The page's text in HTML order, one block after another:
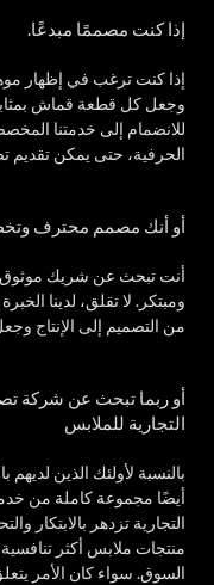
إذا كنت مصممًا مبدعًا.
إذا كنت ترغب في إظهار
وجعل كل قطعة قماش
للانضمام إلى خدمتنا
الحرفية، حتى يمكن تقديم
أو أنك مصمم محترف
أنت تبحث عن شريك موثوق
ومبتكر. لا تقلق، لدينا
من التصميم إلى الإنتاج
أو ربما تبحث عن شركة
التجارية للملابس
بالنسبة لأولئك الذين لديهم
أيضًا مجموعة كاملة من
التجارية تزدهر بالابتكار
منتجات ملابس أكثر تنافسية
السوق. سواء كان الأمر